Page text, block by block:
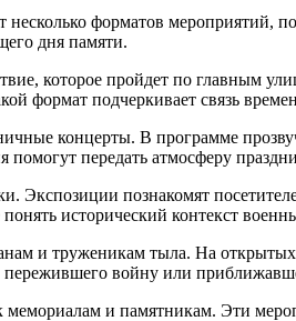
форматов
дня памяти.
которое пройдет по главным
формат подчеркивает связь
концерты. В программе
передать атмосферу
Экспозиции познакомят
исторический контекст
и труженикам тыла. На
пережившего войну или
и памятникам. Эти